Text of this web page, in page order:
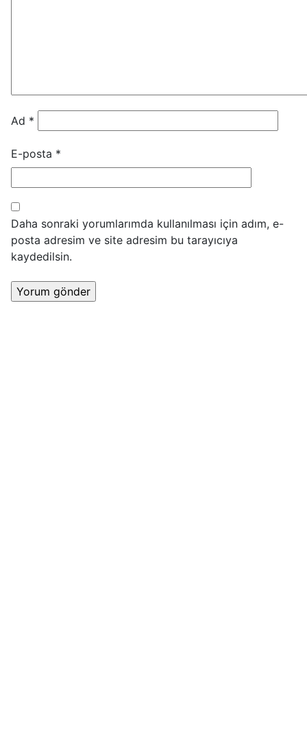
Ad *
E-posta *
Daha sonraki yorumlarımda kullanılması için adım, e-
posta adresim ve site adresim bu tarayıcıya
kaydedilsin.